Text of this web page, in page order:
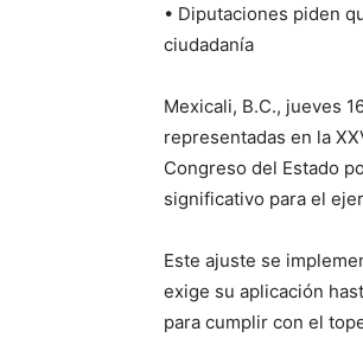
• Diputaciones piden
ciudadanía
Mexicali, B.C., jueves
representadas en la
Congreso del Estado
significativo para el
Este ajuste se
exige su aplicación
para cumplir con el